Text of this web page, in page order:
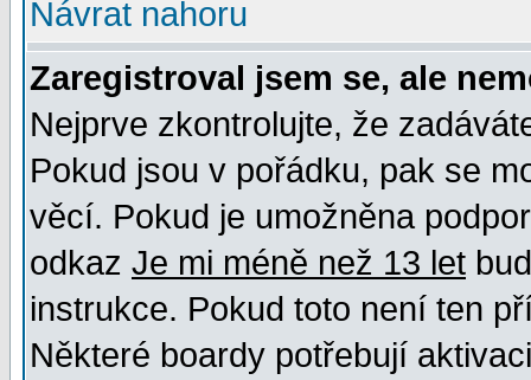
Návrat nahoru
Zaregistroval jsem se, ale
Nejprve zkontrolujte, že
Pokud jsou v pořádku, pak se
věcí. Pokud je umožněna
odkaz Je mi méně než 13 let
instrukce. Pokud toto není ten
Některé boardy potřebují